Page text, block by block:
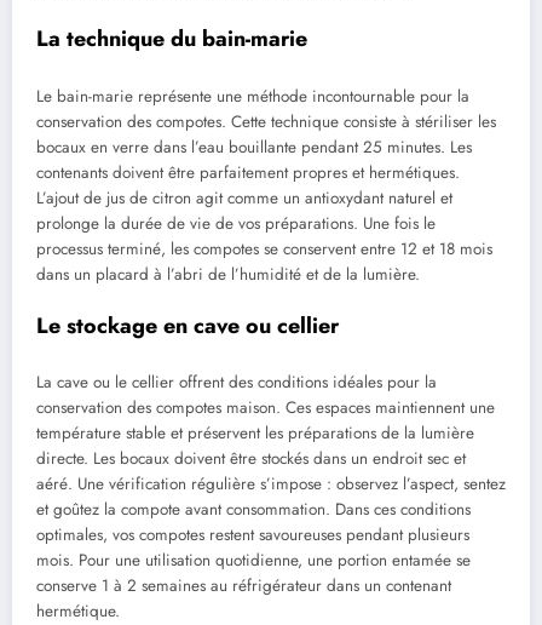
La technique du bain-marie
Le bain-marie représente une méthode incontournable pour la
conservation des compotes. Cette technique consiste à stériliser les
bocaux en verre dans l’eau bouillante pendant 25 minutes. Les
contenants doivent être parfaitement propres et hermétiques.
L’ajout de jus de citron agit comme un antioxydant naturel et
prolonge la durée de vie de vos préparations. Une fois le
processus terminé, les compotes se conservent entre 12 et 18 mois
dans un placard à l’abri de l’humidité et de la lumière.
Le stockage en cave ou cellier
La cave ou le cellier offrent des conditions idéales pour la
conservation des compotes maison. Ces espaces maintiennent une
température stable et préservent les préparations de la lumière
directe. Les bocaux doivent être stockés dans un endroit sec et
aéré. Une vérification régulière s’impose : observez l’aspect, sentez
et goûtez la compote avant consommation. Dans ces conditions
optimales, vos compotes restent savoureuses pendant plusieurs
mois. Pour une utilisation quotidienne, une portion entamée se
conserve 1 à 2 semaines au réfrigérateur dans un contenant
hermétique.